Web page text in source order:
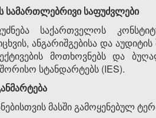
სამართლებრივი საფუძვლები
საქართველოს
ანგარიშგებისა და
მოთხოვნებს და
სტანდარტებს (IES).
მასში გამოყენებულ